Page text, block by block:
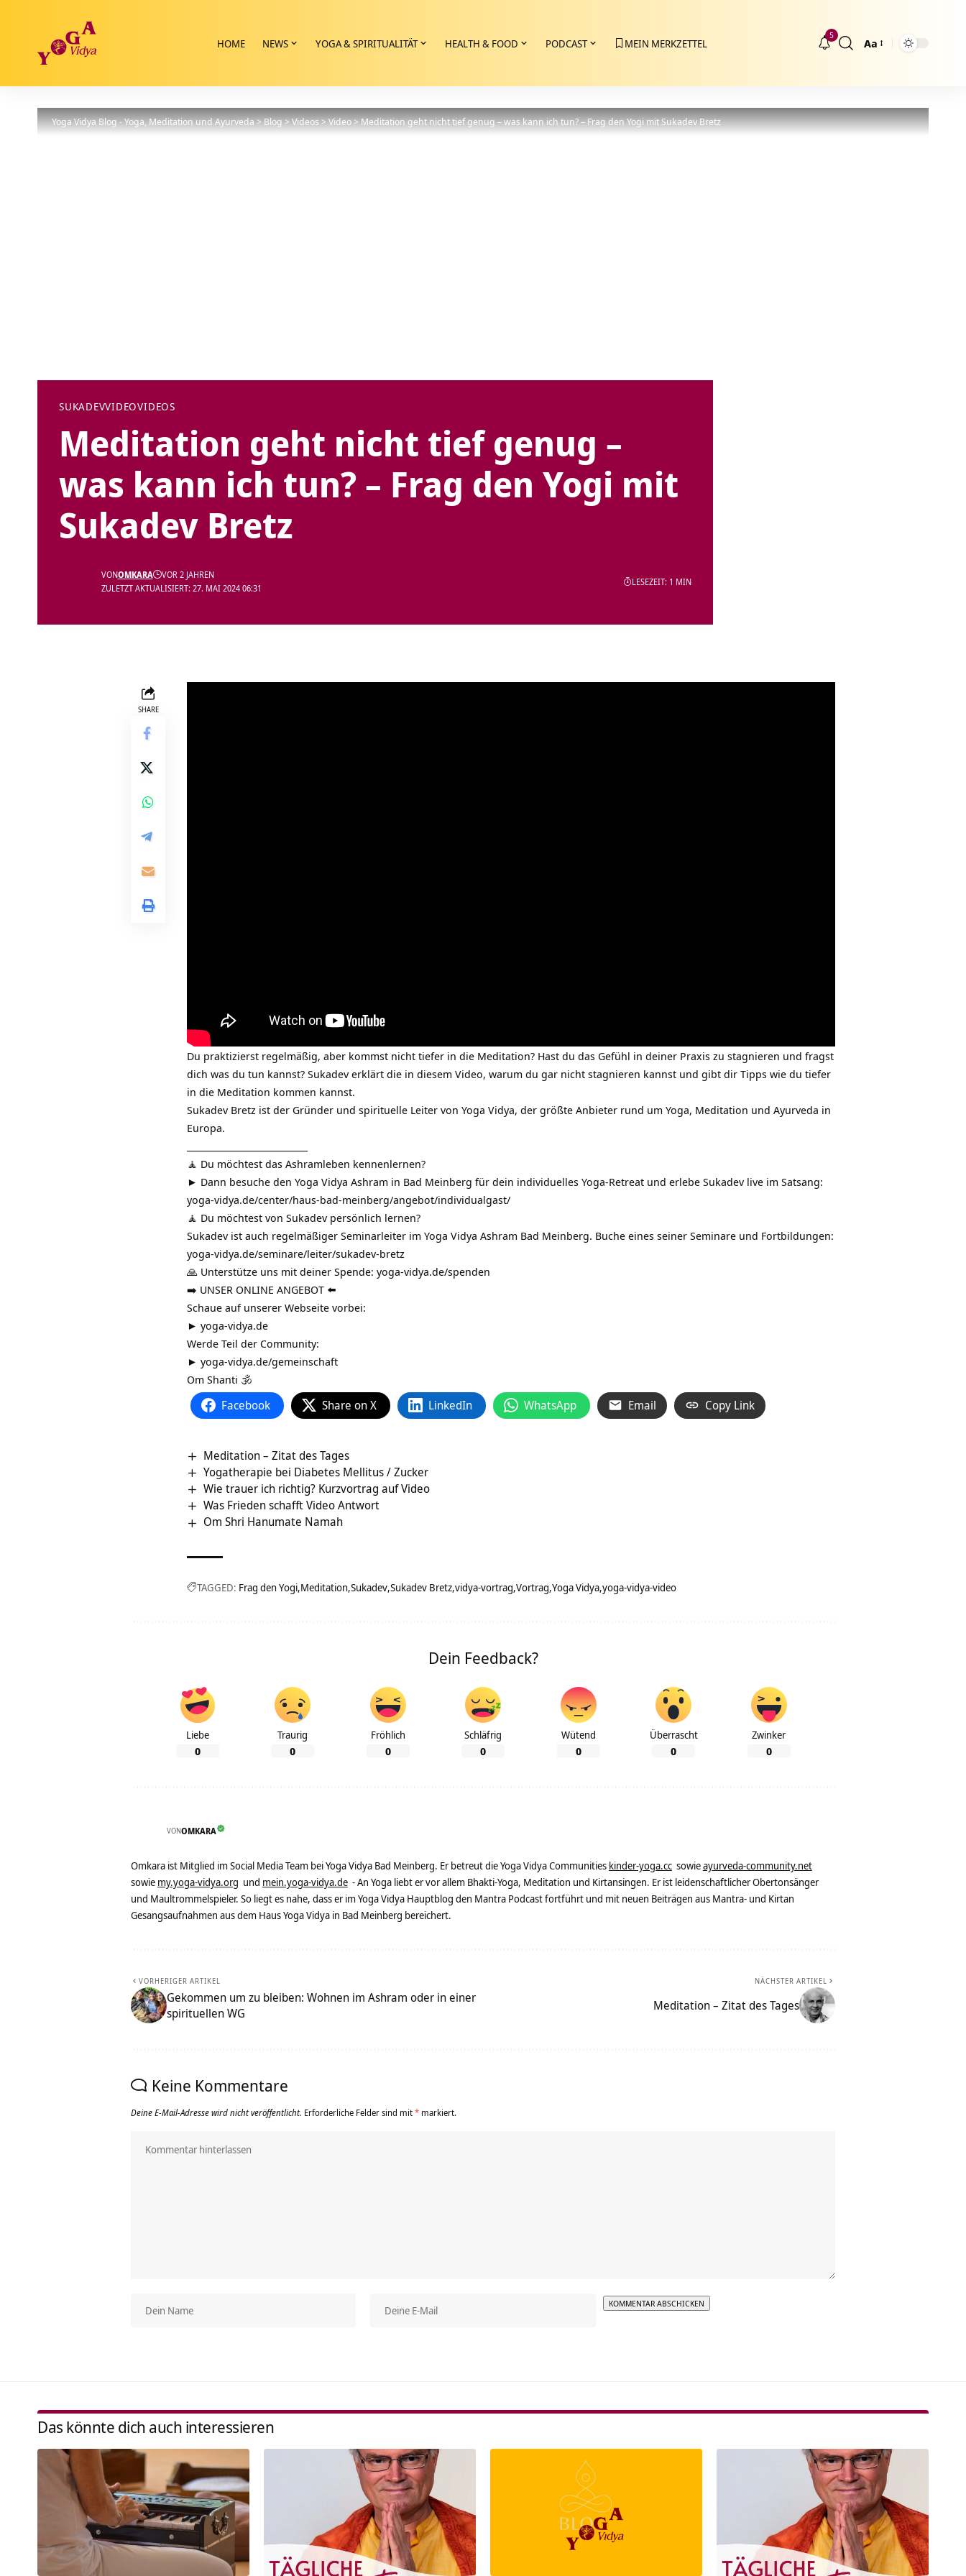
HOME NEWS YOGA & SPIRITUALITÄT HEALTH & FOOD PODCAST MEIN MERKZETTEL
5
Größenänderung
Aa
Yoga Vidya Blog - Yoga, Meditation und Ayurveda>Blog>Videos>Video>Meditation geht nicht tief genug – was kann ich tun? – Frag den Yogi mit Sukadev Bretz
SUKADEVVIDEOVIDEOS
Meditation geht nicht tief genug –
was kann ich tun? – Frag den Yogi mit
Sukadev Bretz
ZULETZT AKTUALISIERT: 27. MAI 2024 06:31
VONOMKARA VOR 2 JAHREN
LESEZEIT: 1 MIN
SHARE
Du praktizierst regelmäßig, aber kommst nicht tiefer in die Meditation? Hast du das Gefühl in deiner Praxis zu stagnieren und fragst
dich was du tun kannst? Sukadev erklärt die in diesem Video, warum du gar nicht stagnieren kannst und gibt dir Tipps wie du tiefer
in die Meditation kommen kannst.
Sukadev Bretz ist der Gründer und spirituelle Leiter von Yoga Vidya, der größte Anbieter rund um Yoga, Meditation und Ayurveda in
Europa.
🧘 Du möchtest das Ashramleben kennenlernen?
► Dann besuche den Yoga Vidya Ashram in Bad Meinberg für dein individuelles Yoga-Retreat und erlebe Sukadev live im Satsang:
yoga-vidya.de/center/haus-bad-meinberg/angebot/individualgast/
🧘 Du möchtest von Sukadev persönlich lernen?
Sukadev ist auch regelmäßiger Seminarleiter im Yoga Vidya Ashram Bad Meinberg. Buche eines seiner Seminare und Fortbildungen:
yoga-vidya.de/seminare/leiter/sukadev-bretz
🙏 Unterstütze uns mit deiner Spende: yoga-vidya.de/spenden
➡️ UNSER ONLINE ANGEBOT ⬅️
Schaue auf unserer Webseite vorbei:
► yoga-vidya.de
Werde Teil der Community:
► yoga-vidya.de/gemeinschaft
Om Shanti 🕉
Facebook Share on X LinkedIn WhatsApp Email Copy Link
Meditation – Zitat des Tages
Yogatherapie bei Diabetes Mellitus / Zucker
Wie trauer ich richtig? Kurzvortrag auf Video
Was Frieden schafft Video Antwort
Om Shri Hanumate Namah
TAGGED: Frag den Yogi Meditation Sukadev Sukadev Bretz vidya-vortrag Vortrag Yoga Vidya yoga-vidya-video
Dein Feedback?
Liebe
0
Traurig
0
Fröhlich
0
Schläfrig
0
Wütend
0
Überrascht
0
Zwinker
0
VONOMKARA
Omkara ist Mitglied im Social Media Team bei Yoga Vidya Bad Meinberg. Er betreut die Yoga Vidya Communities kinder-yoga.cc sowieayurveda-community.net
sowie my.yoga-vidya.org und mein.yoga-vidya.de - An Yoga liebt er vor allem Bhakti-Yoga, Meditation und Kirtansingen. Er ist leidenschaftlicher Obertonsänger
und Maultrommelspieler. So liegt es nahe, dass er im Yoga Vidya Hauptblog den Mantra Podcast fortführt und mit neuen Beiträgen aus Mantra- und Kirtan
Gesangsaufnahmen aus dem Haus Yoga Vidya in Bad Meinberg bereichert.
VORHERIGER ARTIKEL
Gekommen um zu bleiben: Wohnen im Ashram oder in einer
spirituellen WG
NÄCHSTER ARTIKEL
Meditation – Zitat des Tages
Keine Kommentare
Deine E-Mail-Adresse wird nicht veröffentlicht. Erforderliche Felder sind mit* markiert.
Das könnte dich auch interessieren